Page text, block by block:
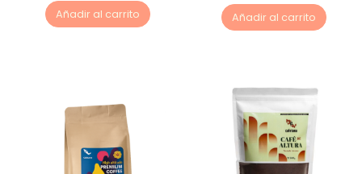
Añadir al carrito Añadir al carrito